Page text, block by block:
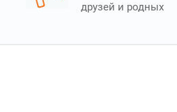
друзей и родных